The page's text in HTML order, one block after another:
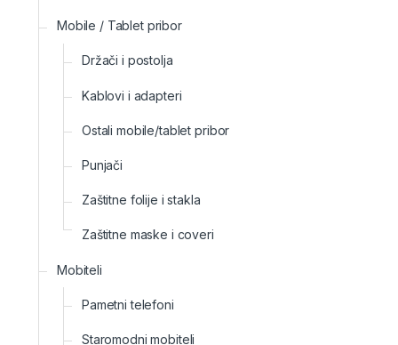
Mobile / Tablet pribor
Držači i postolja
Kablovi i adapteri
Ostali mobile/tablet pribor
Punjači
Zaštitne folije i stakla
Zaštitne maske i coveri
Mobiteli
Pametni telefoni
Staromodni mobiteli